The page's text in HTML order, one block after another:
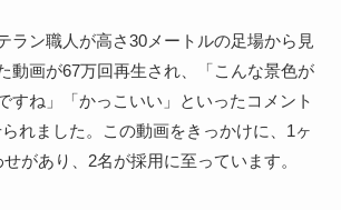
ラン職人が高さ30メートルの足場から見
動画が67万回再生され、「こんな景色が
すね」「かっこいい」といったコメント
れました。この動画をきっかけに、1ヶ
があり、2名が採用に至っています。